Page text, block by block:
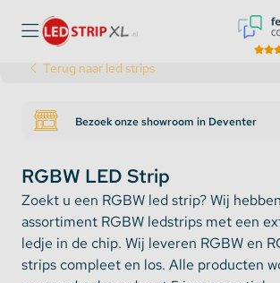
Terug naar led strips
Bezoek onze showroom in Deventer
RGBW LED Strip
Zoekt u een RGBW led strip? Wij
assortiment RGBW ledstrips met een
ledje in de chip. Wij leveren RGBW en
strips compleet en los. Alle producten